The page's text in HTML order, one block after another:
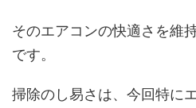
そのエアコンの快適さを維
です。
掃除のし易さは、今回特に